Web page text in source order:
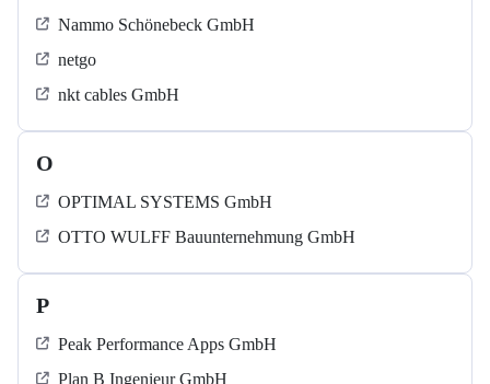
Nammo Schönebeck GmbH
netgo
nkt cables GmbH
O
OPTIMAL SYSTEMS GmbH
OTTO WULFF Bauunternehmung GmbH
P
Peak Performance Apps GmbH
Plan B Ingenieur GmbH